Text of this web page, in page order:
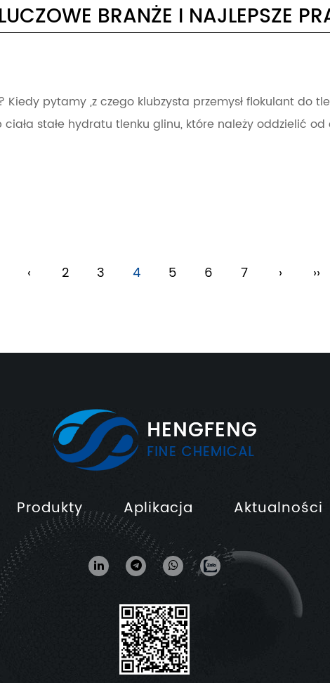
BRANŻE I NAJLEPSZE
pytamy „z czego klubzysta przemysł flokulant do
stałe hydratu tlenku glinu, które należy oddzielić
‹ 2 3 4 5 6 7 › ››
Produkty Aplikacja Aktualności